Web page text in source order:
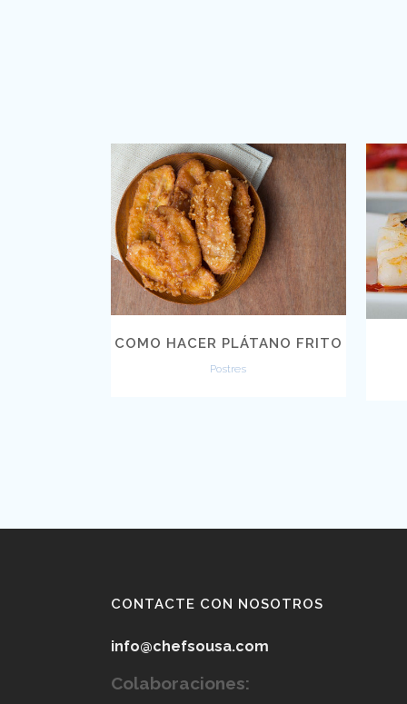
VIEW
COMO HACER PLÁTANO FRITO
Postres
CONTACTE CON NOSOTROS
info@chefsousa.com
Colaboraciones: